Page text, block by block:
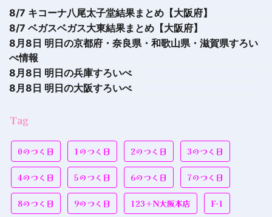
8/7 キコーナ八尾太子堂結果まとめ【大阪府】
8/7 ベガスベガス大東結果まとめ【大阪府】
8月8日 明日の京都府・奈良県・和歌山県・滋賀県すろい
べ情報
8月8日 明日の兵庫すろいべ
8月8日 明日の大阪すろいべ
Tag
0のつく日 1のつく日 2のつく日 3のつく日
4のつく日 5のつく日 6のつく日 7のつく日
8のつく日 9のつく日 123＋N大阪本店 F-1